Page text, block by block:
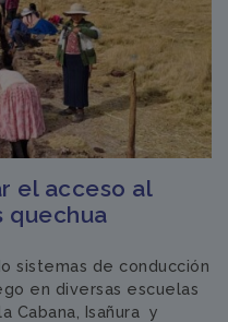
el acceso al
quechua
sistemas de conducción
en diversas escuelas
Cabana, Isañura y